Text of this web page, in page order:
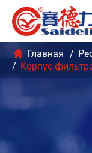
Главная
Корпус